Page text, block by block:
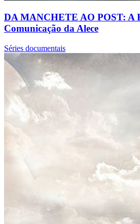
DA MANCHETE AO POST: A
Comunicação da Alece
Séries documentais